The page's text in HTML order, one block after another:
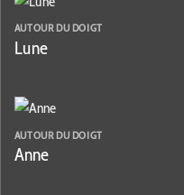
AUTOUR DU DOIGT
Lune
AUTOUR DU DOIGT
Anne